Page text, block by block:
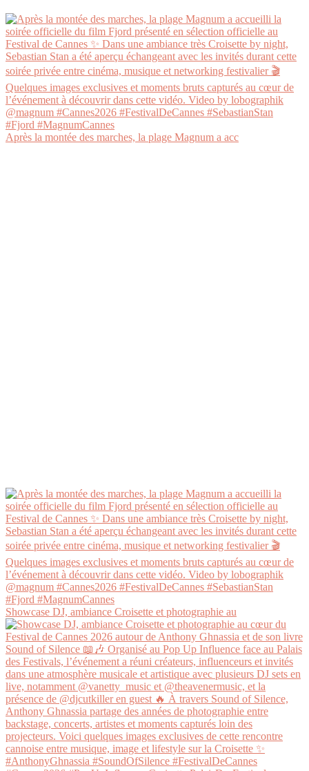
Après la montée des marches, la plage Magnum a acc
Showcase DJ, ambiance Croisette et photographie au